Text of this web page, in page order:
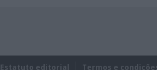
Estatuto editorial Termos e